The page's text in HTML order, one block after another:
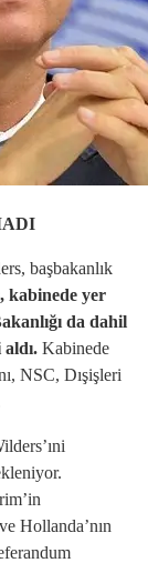
başbakanlık
kabinede yer
da dahil
Kabinede
NSC, Dışişleri
Hollanda’nın